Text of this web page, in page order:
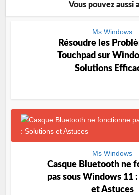
Vous pouvez aussi
Ms Windows
Résoudre les
Touchpad sur
Solutions
Ms Windows
Casque Bluetooth ne
pas sous Windows 11
et Astuces